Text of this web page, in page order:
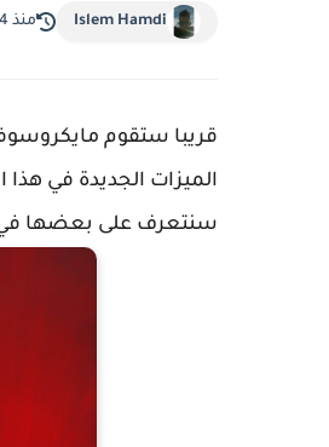
Islem Hamdi منذ 4 سنة
قريبا ستقوم
الميزات الجديدة في
سنتعرف على بعضها في